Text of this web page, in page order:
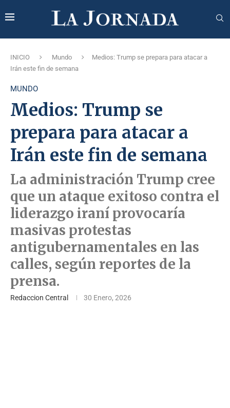
INICIO Mundo
Medios: Trump se prepara para atacar a
Irán este fin de semana
MUNDO
Medios: Trump se
prepara para atacar a
Irán este fin de semana
La administración Trump cree
que un ataque exitoso contra el
liderazgo iraní provocaría
masivas protestas
antigubernamentales en las
calles, según reportes de la
prensa.
Redaccion Central 30 Enero, 2026